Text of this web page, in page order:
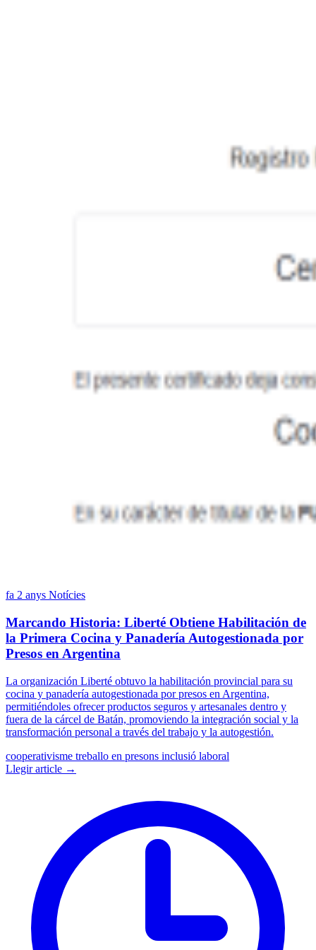
fa 2 anys Notícies
Marcando Historia: Liberté Obtiene Habilitación de
la Primera Cocina y Panadería Autogestionada por
Presos en Argentina
La organización Liberté obtuvo la habilitación provincial para su
cocina y panadería autogestionada por presos en Argentina,
permitiéndoles ofrecer productos seguros y artesanales dentro y
fuera de la cárcel de Batán, promoviendo la integración social y la
transformación personal a través del trabajo y la autogestión.
cooperativisme treballo en presons inclusió laboral
Llegir article →